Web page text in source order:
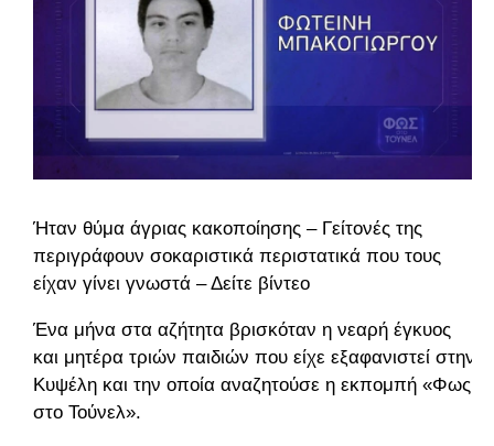
Ήταν θύμα άγριας κακοποίησης – Γείτονές της
περιγράφουν σοκαριστικά περιστατικά που τους
είχαν γίνει γνωστά – Δείτε βίντεο
Ένα μήνα στα αζήτητα βρισκόταν η νεαρή έγκυος
και μητέρα τριών παιδιών που είχε εξαφανιστεί στην
Κυψέλη και την οποία αναζητούσε η εκπομπή «Φως
στο Τούνελ».